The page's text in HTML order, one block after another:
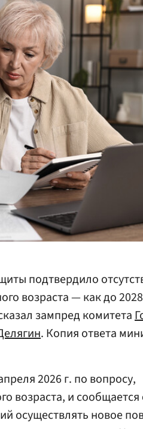
подтвердило
возраста — как до 2028
зампред комитета
. Копия ответа
2026 г. по вопросу,
возраста, и сообщается
осуществлять новое